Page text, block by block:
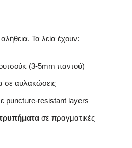
αλήθεια. Τα λεία έχουν:
(3-5mm παντού)
σε αυλακώσεις
puncture-resistant layers
σε πραγματικές